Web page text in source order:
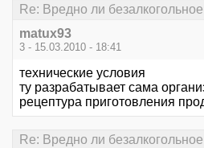
Re: Вредно ли
matux93
3 - 15.03.2010 - 18:41
технические условия
ту разрабатывает сама
рецептура приготовления
Re: Вредно ли